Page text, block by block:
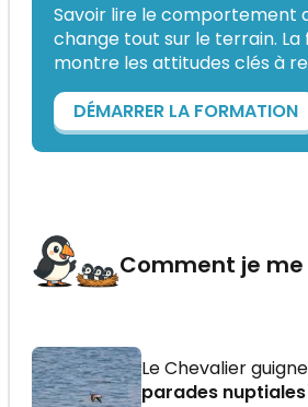
Savoir lire le comportement
change tout sur le terrain.
montre les attitudes clés à
DÉMARRER LA FORMATION
Comment je
Le Chevalier
parades